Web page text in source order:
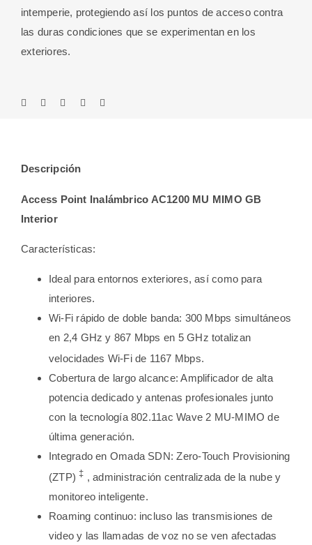
intemperie, protegiendo así los puntos de acceso contra
las duras condiciones que se experimentan en los
exteriores.
Descripción
Access Point Inalámbrico AC1200 MU MIMO GB
Interior
Características:
Ideal para entornos exteriores, así como para
interiores.
Wi-Fi rápido de doble banda: 300 Mbps simultáneos
en 2,4 GHz y 867 Mbps en 5 GHz totalizan
velocidades Wi-Fi de 1167 Mbps.
Cobertura de largo alcance: Amplificador de alta
potencia dedicado y antenas profesionales junto
con la tecnología 802.11ac Wave 2 MU-MIMO de
última generación.
Integrado en Omada SDN: Zero-Touch Provisioning
(ZTP) ‡ , administración centralizada de la nube y
monitoreo inteligente.
Roaming continuo: incluso las transmisiones de
video y las llamadas de voz no se ven afectadas